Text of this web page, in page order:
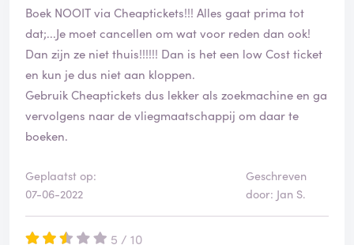
te boeken bij cheaptickets. Ze verkopen tickets die niet
eens bestaan in de hoop door deze oplichting te
kunnen verdienen. Bij cheaptickets staat slechts één
ding hoog in het vaandel en dat is de klant op te
lichten!
De schade voor ons is groot aangezien onze vakantie
niet meer door kan gaan. We gaan kijken of we succes
Hopelijk hebben lezers wat aan deze review en boeken
rechtstreeks bij de maatschappij. Dat scheelt heel veel
Boek NOOIT via Cheaptickets!!! Alles gaat prima tot
dat;...Je moet cancellen om wat voor reden dan ook!
Dan zijn ze niet thuis!!!!!! Dan is het een low Cost ticket
en kun je dus niet aan kloppen.
Gebruik Cheaptickets dus lekker als zoekmachine en ga
vervolgens naar de vliegmaatschappij om daar te
boeken.
Geplaatst op:
07-06-2022
Geschreven
door: Jan S.
5 / 10